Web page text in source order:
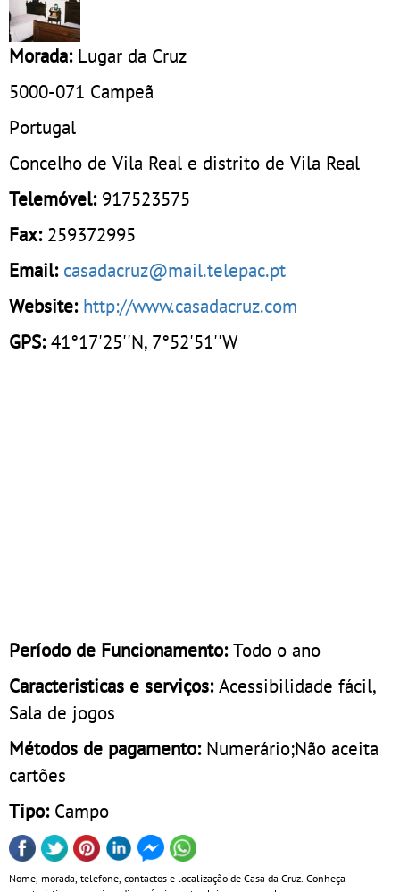
Morada: Lugar da Cruz
5000-071 Campeã
Portugal
Concelho de Vila Real e distrito de Vila Real
Telemóvel: 917523575
Fax: 259372995
Email: casadacruz@mail.telepac.pt
Website: http://www.casadacruz.com
GPS:41°17'25''N, 7°52'51''W
Período de Funcionamento:Todo o ano
Caracteristicas e serviços:Acessibilidade fácil,
Sala de jogos
Métodos de pagamento: Numerário;Não aceita
cartões
Tipo: Campo
Nome, morada, telefone, contactos e localização de Casa da Cruz. Conheça